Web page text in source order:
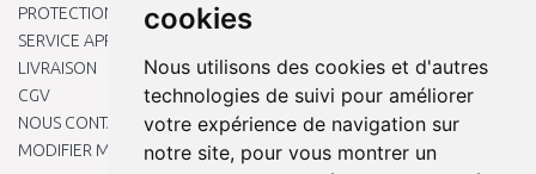
cookies
Nous utilisons des cookies et d'autres
technologies de suivi pour améliorer
votre expérience de navigation sur
notre site, pour vous montrer un
PROTECTION DES DONNÉES PERSONNELLES
SERVICE APRÈS-VENTE
LIVRAISON
CGV
NOUS CONTACTER
MODIFIER MES PRÉFÉRENCES DE COOKIES